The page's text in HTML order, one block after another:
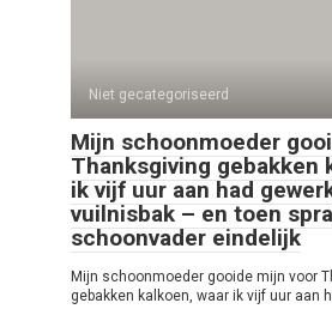
Niet gecategoriseerd
Mijn schoonmoeder
Thanksgiving gebakken
ik vijf uur aan had
vuilnisbak – en toen
schoonvader eindelijk
Mijn schoonmoeder gooide mijn voor
gebakken kalkoen, waar ik vijf uur aan